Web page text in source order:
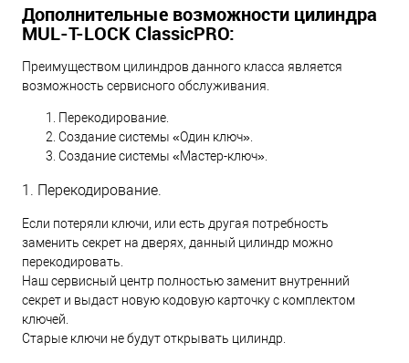
Дополнительные возможности цилиндра
MUL-T-LOCK ClassicPRO:
Преимуществом цилиндров данного класса является
возможность сервисного обслуживания.
Перекодирование.
Создание системы «Один ключ».
Создание системы «Мастер-ключ».
1. Перекодирование.
Если потеряли ключи, или есть другая потребность
заменить секрет на дверях, данный цилиндр можно
перекодировать.
Наш сервисный центр полностью заменит внутренний
секрет и выдаст новую кодовую карточку с комплектом
ключей.
Старые ключи не будут открывать цилиндр.